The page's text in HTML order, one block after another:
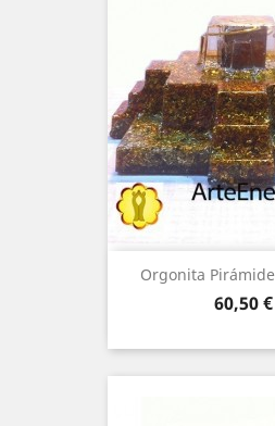
Orgonita
Price
60,50 €